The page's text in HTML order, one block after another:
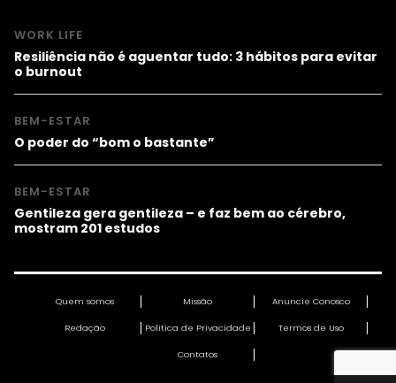
WORK LIFE
Resiliência não é aguentar tudo: 3 hábitos para evitar
o burnout
BEM-ESTAR
O poder do “bom o bastante”
BEM-ESTAR
Gentileza gera gentileza – e faz bem ao cérebro,
mostram 201 estudos
Quem somos Missão Anuncie Conosco
Redação Política de Privacidade Termos de Uso
Contatos